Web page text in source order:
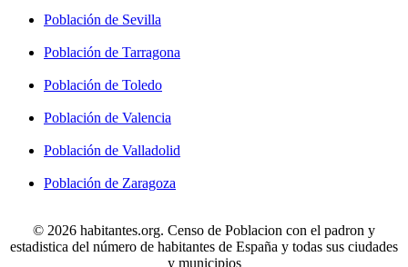
Población de Sevilla
Población de Tarragona
Población de Toledo
Población de Valencia
Población de Valladolid
Población de Zaragoza
© 2026 habitantes.org. Censo de Poblacion con el padron y
estadistica del número de habitantes de España y todas sus ciudades
y municipios